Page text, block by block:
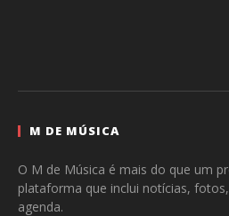
M DE MÚSICA
O M de Música é mais do que um
plataforma que inclui notícias,
agenda.